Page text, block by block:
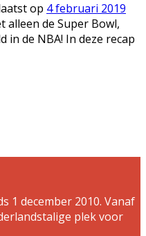
op 4 februari 2019
alleen de Super Bowl,
in de NBA! In deze recap
1 december 2010. Vanaf
plek voor